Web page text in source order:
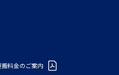
料金のご案内